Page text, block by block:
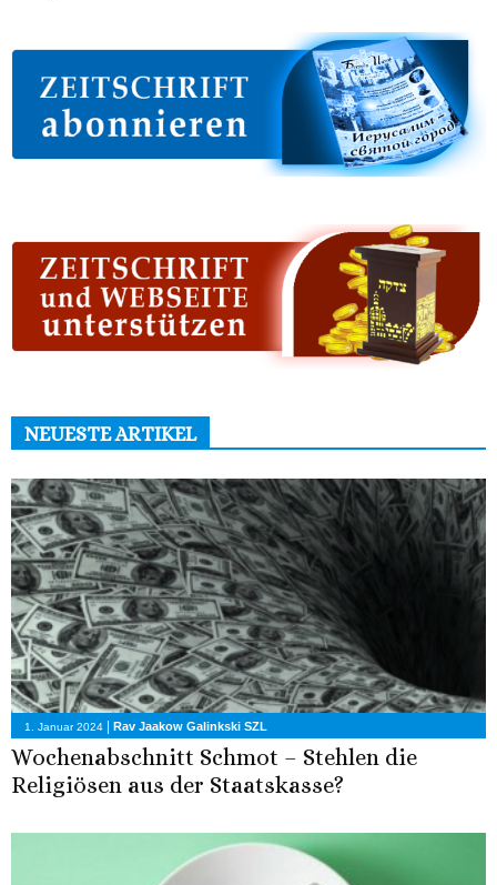
NEUESTE ARTIKEL
1. Januar 2024 Rav Jaakow Galinkski SZL
Wochenabschnitt Schmot – Stehlen die
Religiösen aus der Staatskasse?